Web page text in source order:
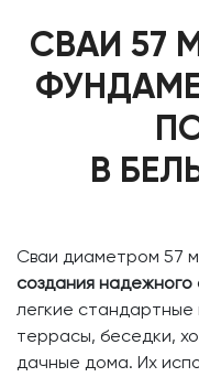
СВАИ 57
В
Сваи диаметром 57
создания
легкие стандартные
террасы, беседки,
дачные дома. Их